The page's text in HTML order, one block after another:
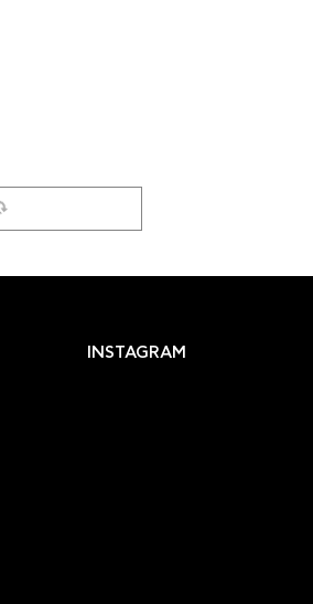
INSTAGRAM